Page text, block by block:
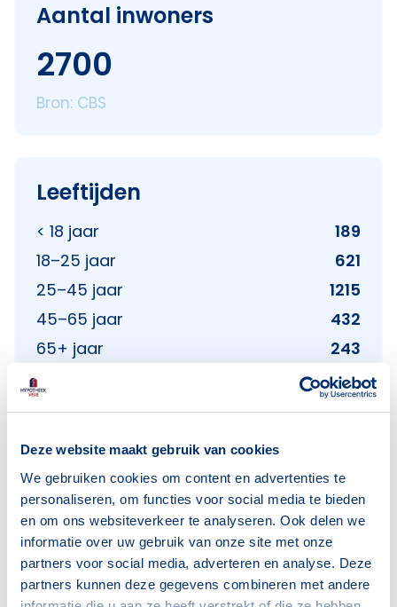
Deze website maakt gebruik van cookies
We gebruiken cookies om content en advertenties te
personaliseren, om functies voor social media te bieden
en om ons websiteverkeer te analyseren. Ook delen we
informatie over uw gebruik van onze site met onze
partners voor social media, adverteren en analyse. Deze
partners kunnen deze gegevens combineren met andere
Aantal inwoners
2700
Bron: CBS
Leeftijden
< 18 jaar
189
18–25 jaar
621
25–45 jaar
1215
45–65 jaar
432
65+ jaar
243
Bron: CBS
Huishoudens
Alleenwonend
1265
Gezin zonder kinderen
409
Gezin met kinderen
186